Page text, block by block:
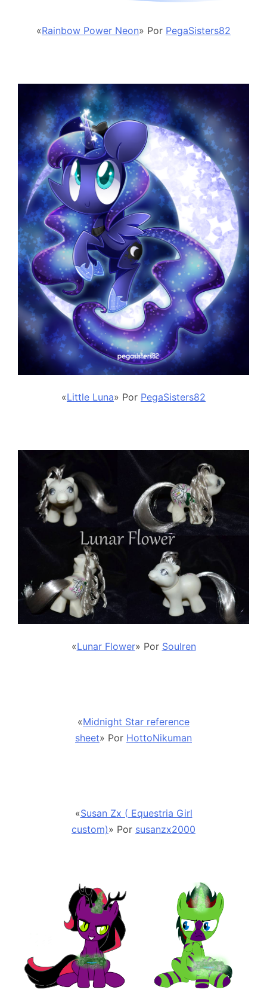
«Rainbow Power Neon» Por PegaSisters82
«Little Luna» Por PegaSisters82
«Lunar Flower» Por Soulren
«Midnight Star reference
sheet» Por HottoNikuman
«Susan Zx ( Equestria Girl
custom)» Por susanzx2000